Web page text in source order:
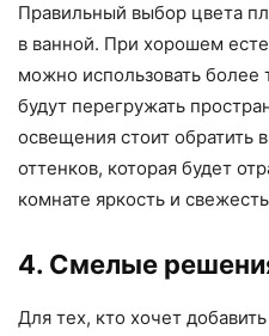
Правильный выбор цвета
в ванной. При хорошем
можно использовать
будут перегружать
освещения стоит обратить
оттенков, которая будет
комнате яркость и
4. Смелые
Для тех, кто хочет